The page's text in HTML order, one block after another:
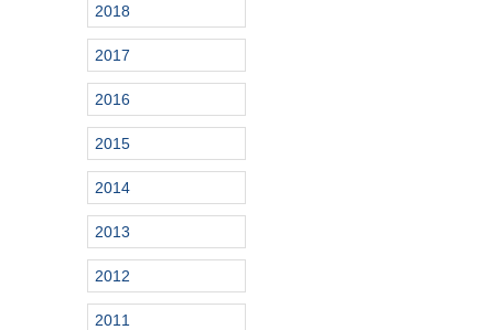
2018
2017
2016
2015
2014
2013
2012
2011